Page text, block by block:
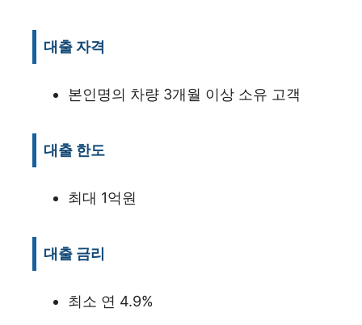
대출 자격
본인명의 차량 3개월 이상 소유 고객
대출 한도
최대 1억원
대출 금리
최소 연 4.9%